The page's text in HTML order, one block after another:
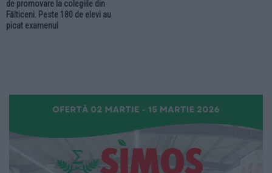
de promovare la colegiile din
Fălticeni. Peste 180 de elevi au
picat examenul